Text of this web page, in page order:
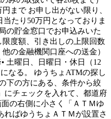
まで お申し出がない限り、
たり50万円となっておりま
の貯金窓口でお申込みいた
度額、引き出しの上限回数
の金融機関口座への送金）
土曜日、日曜日・休日（12
なる。 ゆうちょATMの探し
下の方にある、条件から絞
にチェックを入れて、都道府
の右側に小さく「ＡＴＭゆ
ればゆうちょＡＴＭが設置さ